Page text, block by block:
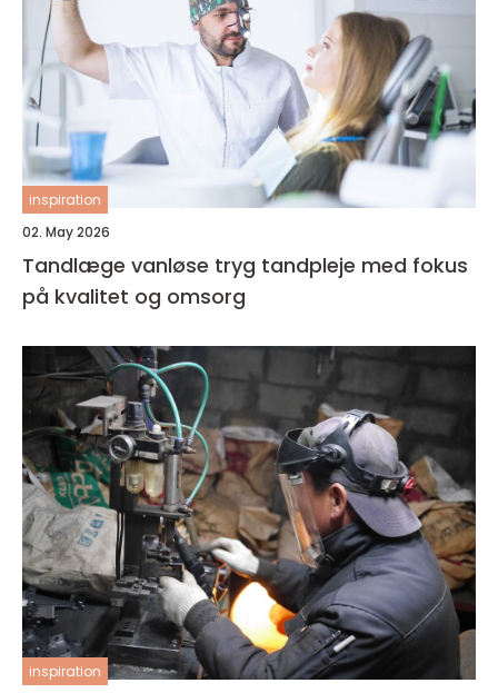
inspiration
02. May 2026
Tandlæge vanløse tryg tandpleje med fokus
på kvalitet og omsorg
inspiration